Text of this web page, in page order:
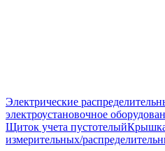
Электрические
электроустановочное
Щиток учета пустотелый
измерительных/